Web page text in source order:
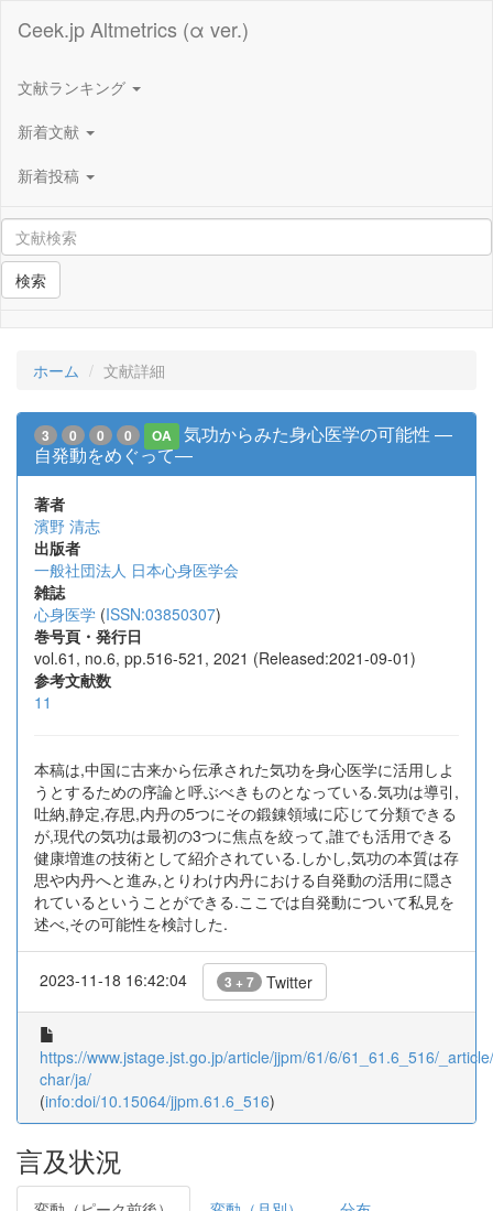
Ceek.jp Altmetrics (α ver.)
文献ランキング
新着文献
新着投稿
検索
ホーム 文献詳細
3 0 0 0 OA
気功からみた身心医学の可能性 ―
自発動をめぐって―
著者
濱野 清志
出版者
一般社団法人 日本心身医学会
雑誌
心身医学 (ISSN:03850307)
巻号頁・発行日
vol.61, no.6, pp.516-521, 2021 (Released:2021-09-01)
参考文献数
11
本稿は,中国に古来から伝承された気功を身心医学に活用しよ
うとするための序論と呼ぶべきものとなっている.気功は導引,
吐納,静定,存思,内丹の5つにその鍛錬領域に応じて分類できる
が,現代の気功は最初の3つに焦点を絞って,誰でも活用できる
健康増進の技術として紹介されている.しかし,気功の本質は存
思や内丹へと進み,とりわけ内丹における自発動の活用に隠さ
れているということができる.ここでは自発動について私見を
述べ,その可能性を検討した.
2023-11-18 16:42:04 3 + 7 Twitter
https://www.jstage.jst.go.jp/article/jjpm/61/6/61_61.6_516/
char/ja/
(info:doi/10.15064/jjpm.61.6_516)
言及状況